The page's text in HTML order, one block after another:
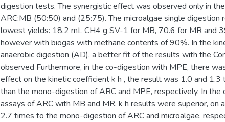
digestion tests. The synergistic effect was observed only in
ARC:MB (50:50) and (25:75). The microalgae single digestion
lowest yields: 18.2 mL CH4 g SV-1 for MB, 70.6 for MR and
however with biogas with methane contents of 90%. In the
anaerobic digestion (AD), a better fit of the results with the
observed Furthermore, in the co-digestion with MPE, there
effect on the kinetic coefficient k h , the result was 1.0 and 1.3
than the mono-digestion of ARC and MPE, respectively. In the
assays of ARC with MB and MR, k h results were superior, on
2.7 times to the mono-digestion of ARC and microalgae,